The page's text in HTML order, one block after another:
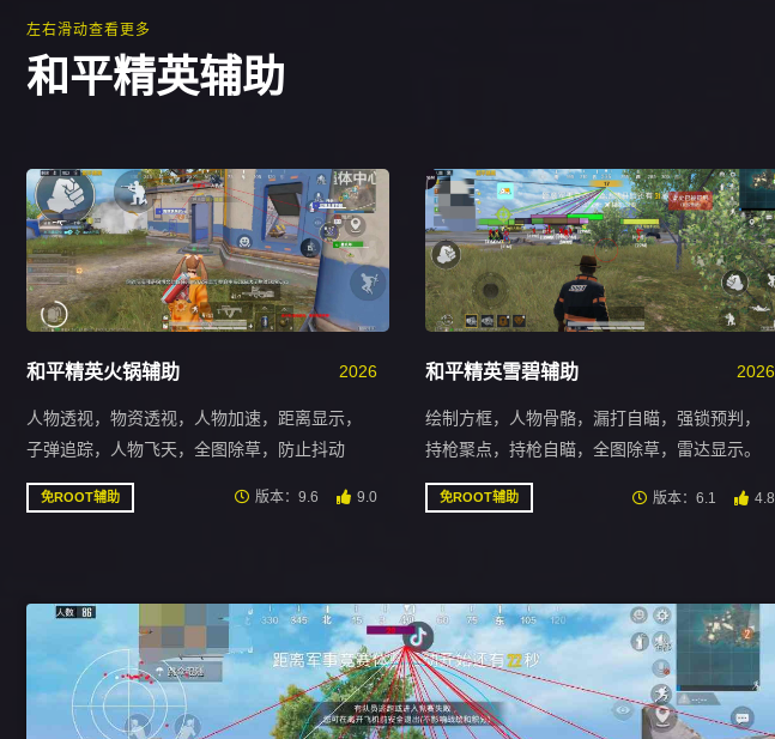
左右滑动查看更多
和平精英辅助
和平精英火锅辅助 2026
人物透视，物资透视，人物加速，距离显示，
子弹追踪，人物飞天，全图除草，防止抖动
免ROOT辅助 版本：9.6 9.0
和平精英雪碧辅助 2026
绘制方框，人物骨骼，漏打自瞄，强锁预判，
持枪聚点，持枪自瞄，全图除草，雷达显示。
免ROOT辅助 版本：6.1 4.8